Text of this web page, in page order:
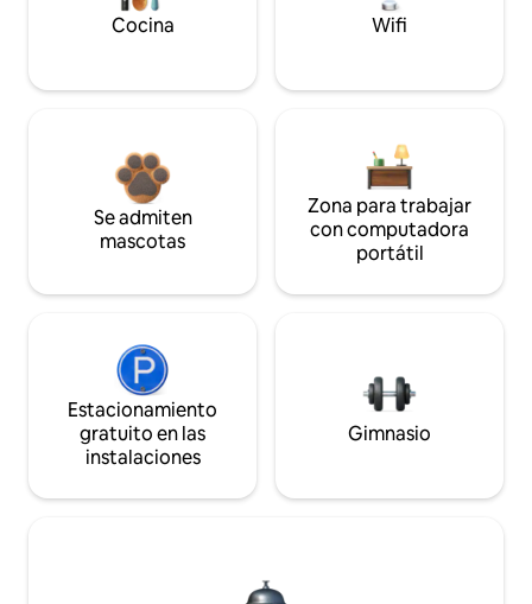
Cocina Wifi
Se admiten
mascotas
Zona para trabajar
con computadora
portátil
Estacionamiento
gratuito en las
instalaciones
Gimnasio